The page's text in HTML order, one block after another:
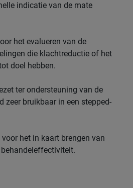
indicatie van de mate
het evalueren van de
die klachtreductie of het
doel hebben.
ter ondersteuning van de
zeer bruikbaar in een stepped-
het in kaart brengen van